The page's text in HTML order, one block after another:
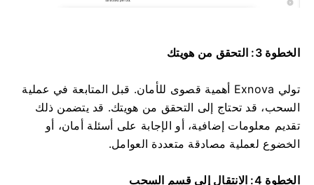
الخطوة 3: التحقق من هويتك
تولي Exnova أهمية قصوى للأمان. قبل المتابعة في عملية
السحب، قد تحتاج إلى التحقق من هويتك. قد يتضمن ذلك
تقديم معلومات إضافية، أو الإجابة على أسئلة أمان، أو
الخضوع لعملية مصادقة متعددة العوامل.
الخطوة 4: الانتقال إلى قسم السحب